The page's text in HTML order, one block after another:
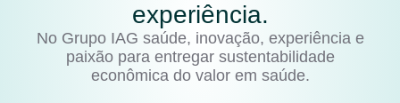
experiência.
No Grupo IAG saúde, inovação, experiência e
paixão para entregar sustentabilidade
econômica do valor em saúde.